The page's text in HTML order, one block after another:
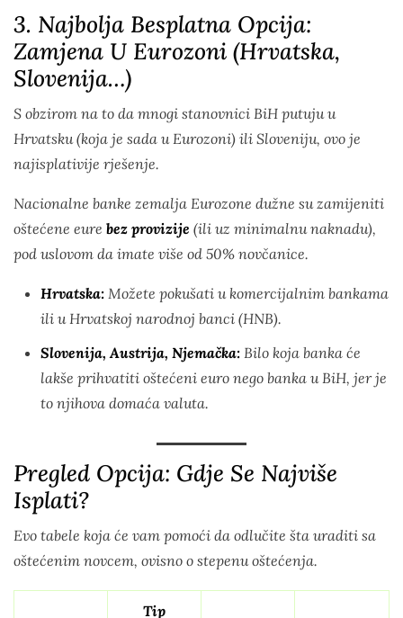
3. Najbolja Besplatna Opcija:
Zamjena U Eurozoni (Hrvatska,
Slovenija…)
S obzirom na to da mnogi stanovnici BiH putuju u
Hrvatsku (koja je sada u Eurozoni) ili Sloveniju, ovo je
najisplativije rješenje.
Nacionalne banke zemalja Eurozone dužne su zamijeniti
oštećene eure bez provizije (ili uz minimalnu naknadu),
pod uslovom da imate više od 50% novčanice.
Hrvatska: Možete pokušati u komercijalnim bankama
ili u Hrvatskoj narodnoj banci (HNB).
Slovenija, Austrija, Njemačka: Bilo koja banka će
lakše prihvatiti oštećeni euro nego banka u BiH, jer je
to njihova domaća valuta.
Pregled Opcija: Gdje Se Najviše
Isplati?
Evo tabele koja će vam pomoći da odlučite šta uraditi sa
oštećenim novcem, ovisno o stepenu oštećenja.
Tip